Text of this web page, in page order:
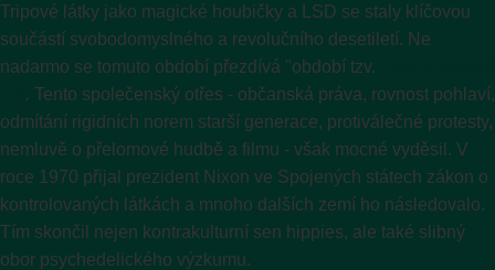
Tripové látky jako magické houbičky a LSD se staly klíčovou
součástí svobodomyslného a revolučního desetiletí. Ne
nadarmo se tomuto období přezdívá "období tzv.
. Tento společenský otřes - občanská práva, rovnost pohlaví,
odmítání rigidních norem starší generace, protiválečné protesty,
nemluvě o přelomové hudbě a filmu - však mocné vyděsil. V
roce 1970 přijal prezident Nixon ve Spojených státech zákon o
kontrolovaných látkách a mnoho dalších zemí ho následovalo.
Tím skončil nejen kontrakulturní sen hippies, ale také slibný
obor psychedelického výzkumu.